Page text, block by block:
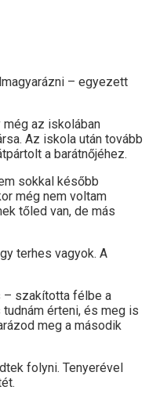
– egyezett
az iskolában
Az iskola után tovább
a barátnőjéhez.
sokkal később
még nem voltam
tőled van, de más
terhes vagyok. A
– szakította félbe a
érteni, és meg is
meg a második
folyni. Tenyerével